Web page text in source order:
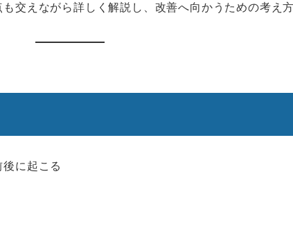
交えながら詳しく解説し、改善へ向かうための考え
に起こる